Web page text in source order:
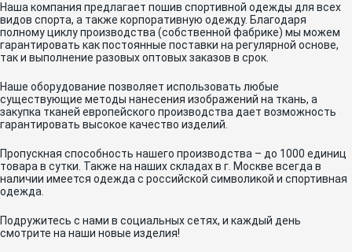
Наша компания предлагает пошив спортивной одежды для всех
видов спорта, а также корпоративную одежду. Благодаря
полному циклу производства (собственной фабрике) мы можем
гарантировать как постоянные поставки на регулярной основе,
так и выполнение разовых оптовых заказов в срок.
Наше оборудование позволяет использовать любые
существующие методы нанесения изображений на ткань, а
закупка тканей европейского производства дает возможность
гарантировать высокое качество изделий.
Пропускная способность нашего производства – до 1000 единиц
товара в сутки. Также на наших складах в г. Москве всегда в
наличии имеется одежда с российской символикой и спортивная
одежда.
Подружитесь с нами в социальных сетях, и каждый день
смотрите на наши новые изделия!